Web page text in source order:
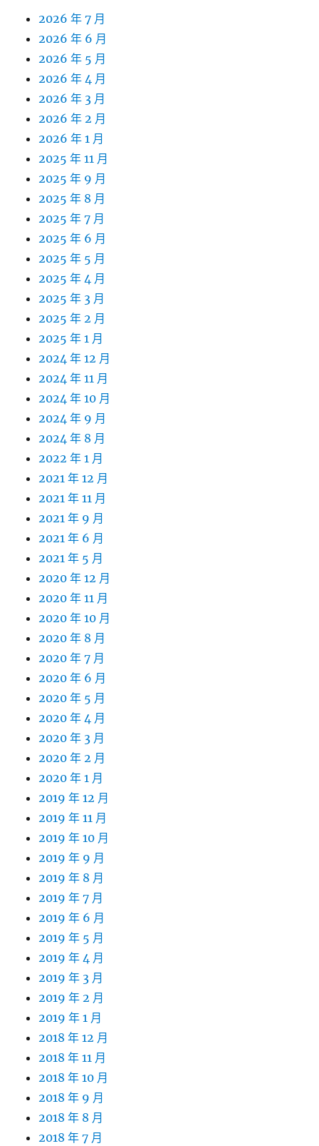
2026 年 7 月
2026 年 6 月
2026 年 5 月
2026 年 4 月
2026 年 3 月
2026 年 2 月
2026 年 1 月
2025 年 11 月
2025 年 9 月
2025 年 8 月
2025 年 7 月
2025 年 6 月
2025 年 5 月
2025 年 4 月
2025 年 3 月
2025 年 2 月
2025 年 1 月
2024 年 12 月
2024 年 11 月
2024 年 10 月
2024 年 9 月
2024 年 8 月
2022 年 1 月
2021 年 12 月
2021 年 11 月
2021 年 9 月
2021 年 6 月
2021 年 5 月
2020 年 12 月
2020 年 11 月
2020 年 10 月
2020 年 8 月
2020 年 7 月
2020 年 6 月
2020 年 5 月
2020 年 4 月
2020 年 3 月
2020 年 2 月
2020 年 1 月
2019 年 12 月
2019 年 11 月
2019 年 10 月
2019 年 9 月
2019 年 8 月
2019 年 7 月
2019 年 6 月
2019 年 5 月
2019 年 4 月
2019 年 3 月
2019 年 2 月
2019 年 1 月
2018 年 12 月
2018 年 11 月
2018 年 10 月
2018 年 9 月
2018 年 8 月
2018 年 7 月